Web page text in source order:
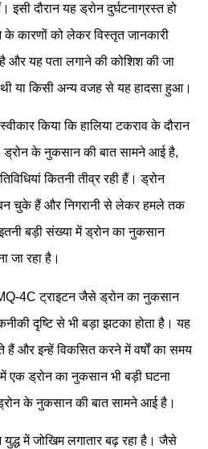
इसी दौरान यह ड्रोन दुर्घटनाग्रस्त हो
कारणों को लेकर विस्तृत जानकारी
और यह पता लगाने की कोशिश की जा
या किसी अन्य वजह से यह हादसा हुआ।
किया कि हालिया टकराव के दौरान
के नुकसान की बात सामने आई है,
कितनी तीव्र रही हैं। ड्रोन
चुके हैं और निगरानी से लेकर हमले तक
बड़ी संख्या में ड्रोन का नुकसान
जा रहा है।
MQ-4C ट्राइटन जैसे ड्रोन का नुकसान
दृष्टि से भी बड़ा झटका होता है। यह
और इन्हें विकसित करने में वर्षों का समय
एक ड्रोन का नुकसान भी बड़ी घटना
के नुकसान की बात सामने आई है।
युद्ध में जोखिम लगातार बढ़ रहा है। जैसे